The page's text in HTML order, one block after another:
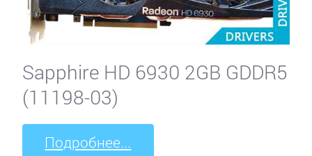
Sapphire HD 6930 2GB GDDR5
(11198-03)
Подробнее...